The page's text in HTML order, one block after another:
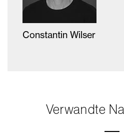
Constantin Wilser
Verwandte